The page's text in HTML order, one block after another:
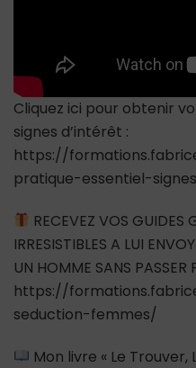
Cliquez ici pour obtenir
signes d’intérêt :
https://
pratique-essentiel-
RECEVEZ VOS GUIDES
IRRESISTIBLES A LUI
UN HOMME SANS PASSER
https://
seduction-femmes/
Mon livre « Le